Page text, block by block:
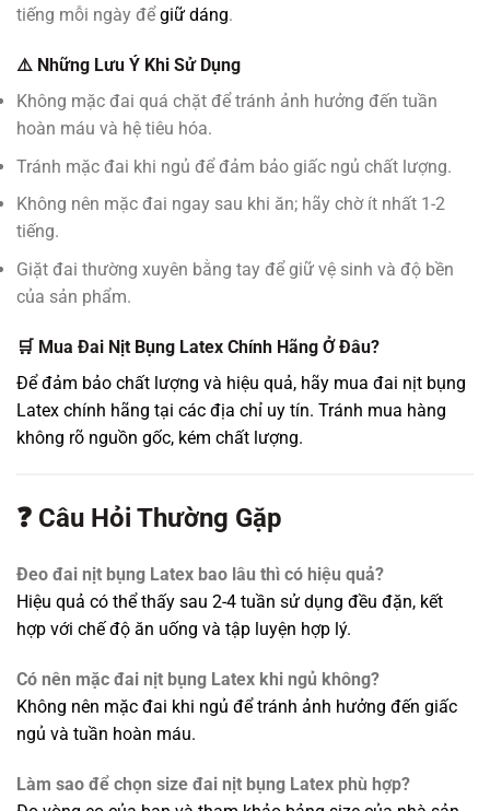
tiếng mỗi ngày để giữ dáng.
⚠️ Những Lưu Ý Khi Sử Dụng
Không mặc đai quá chặt để tránh ảnh hưởng đến tuần
hoàn máu và hệ tiêu hóa.
Tránh mặc đai khi ngủ để đảm bảo giấc ngủ chất lượng.
Không nên mặc đai ngay sau khi ăn; hãy chờ ít nhất 1-2
tiếng.
Giặt đai thường xuyên bằng tay để giữ vệ sinh và độ bền
của sản phẩm.
🛒 Mua Đai Nịt Bụng Latex Chính Hãng Ở Đâu?
Để đảm bảo chất lượng và hiệu quả, hãy mua đai nịt bụng
Latex chính hãng tại các địa chỉ uy tín. Tránh mua hàng
không rõ nguồn gốc, kém chất lượng.
❓ Câu Hỏi Thường Gặp
Đeo đai nịt bụng Latex bao lâu thì có hiệu quả?
Hiệu quả có thể thấy sau 2-4 tuần sử dụng đều đặn, kết
hợp với chế độ ăn uống và tập luyện hợp lý.
Có nên mặc đai nịt bụng Latex khi ngủ không?
Không nên mặc đai khi ngủ để tránh ảnh hưởng đến giấc
ngủ và tuần hoàn máu.
Làm sao để chọn size đai nịt bụng Latex phù hợp?